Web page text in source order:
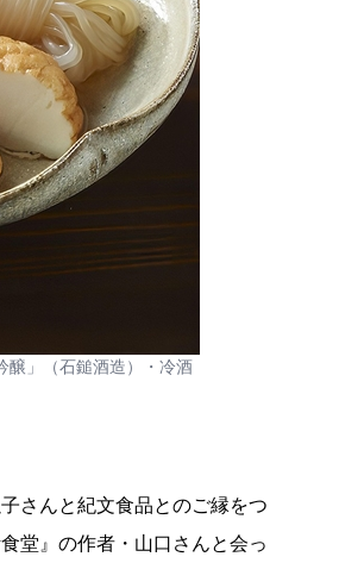
醸」（石鎚酒造）・冷酒
さんと紀文食品とのご縁をつ
堂』の作者・山口さんと会っ